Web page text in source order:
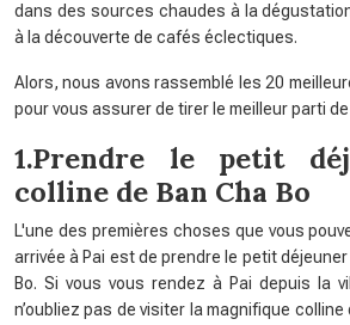
dans des sources chaudes à la
à la découverte de cafés éclectiques.
Alors, nous avons rassemblé les 20
pour vous assurer de tirer le meilleur parti
1.Prendre le petit
colline de Ban Cha Bo
L'une des premières choses que vous
arrivée à Pai est de prendre le petit
Bo. Si vous vous rendez à Pai depuis la
n’oubliez pas de visiter la magnifique colline